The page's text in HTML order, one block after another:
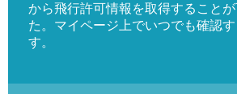
から飛行許可情報を取得すること
た。マイページ上でいつでも確認
す。